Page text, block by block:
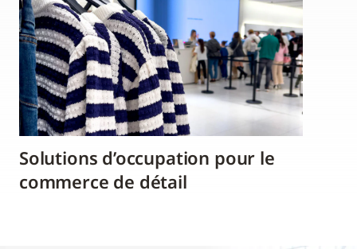
Solutions d’occupation pour le
commerce de détail